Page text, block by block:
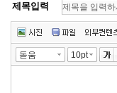
제목입력
돋움 10pt